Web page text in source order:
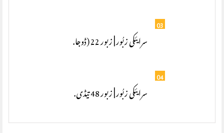
03
سرایئکی زبُور | زبور 22 (ڈوجا.
04
سرایئکی زبُور | زبور 48 تیڈی.